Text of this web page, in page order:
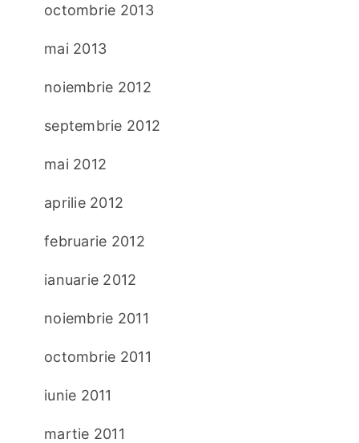
octombrie 2013
mai 2013
noiembrie 2012
septembrie 2012
mai 2012
aprilie 2012
februarie 2012
ianuarie 2012
noiembrie 2011
octombrie 2011
iunie 2011
martie 2011